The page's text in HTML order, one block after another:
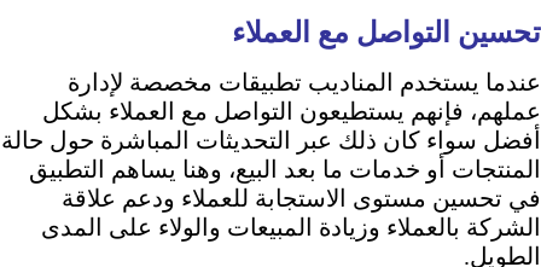
تحسين التواصل مع العملاء
عندما يستخدم المناديب تطبيقات مخصصة لإدارة
عملهم، فإنهم يستطيعون التواصل مع العملاء بشكل
أفضل سواء كان ذلك عبر التحديثات المباشرة حول حالة
المنتجات أو خدمات ما بعد البيع، وهنا يساهم التطبيق
في تحسين مستوى الاستجابة للعملاء ودعم علاقة
الشركة بالعملاء وزيادة المبيعات والولاء على المدى
الطويل.